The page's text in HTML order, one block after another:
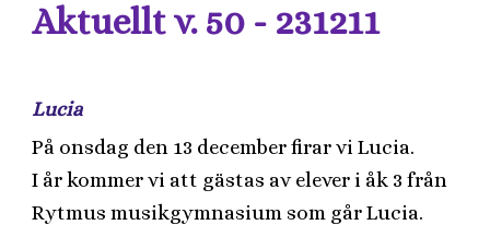
Aktuellt v. 50 - 231211
Lucia
På onsdag den 13 december firar vi Lucia.
I år kommer vi att gästas av elever i åk 3 från
Rytmus musikgymnasium som går Lucia.